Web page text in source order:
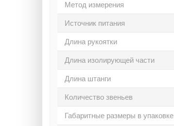
Метод измерения
Источник питания
Длина рукоятки
Длина изолирующей части
Длина штанги
Количество звеньев
Габаритные размеры в упаковке